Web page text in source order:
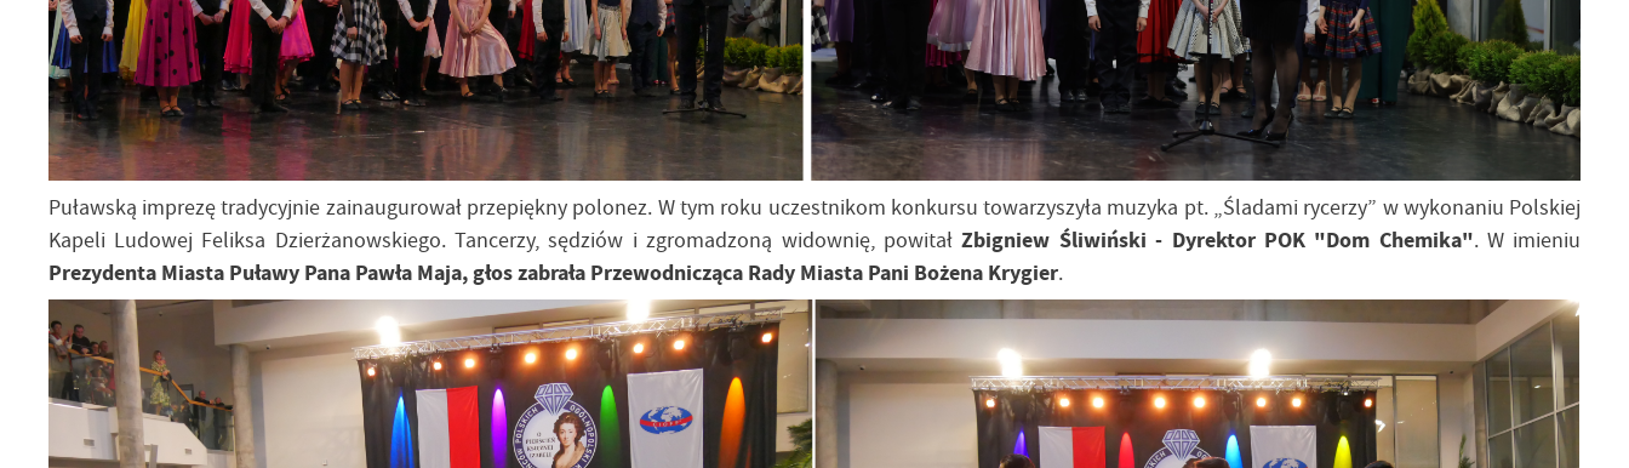
Puławską imprezę tradycyjnie zainaugurował przepiękny polonez. W tym roku uczestnikom konkursu towarzyszyła muzyka pt. „Śladami rycerzy” w wykonaniu Polskiej
Kapeli Ludowej Feliksa Dzierżanowskiego. Tancerzy, sędziów i zgromadzoną widownię, powitałZbigniew Śliwiński - Dyrektor POK "Dom Chemika". W imieniu
Prezydenta Miasta Puławy Pana Pawła Maja, głos zabrała Przewodnicząca Rady Miasta Pani Bożena Krygier.